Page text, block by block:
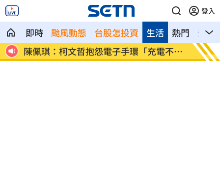
登入
即時 颱風動態 台股怎投資 熱門 影音
生活
狗 陳佩琪：柯文哲抱怨電子手環「充電不
便」
高雄
置